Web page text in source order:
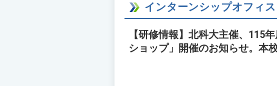
インターンシップオフィ
【研修情報】北科大主催、115
ショップ」開催のお知らせ。本